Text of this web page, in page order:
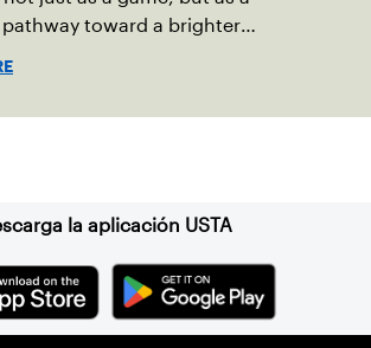
toward a brighter
la aplicación USTA